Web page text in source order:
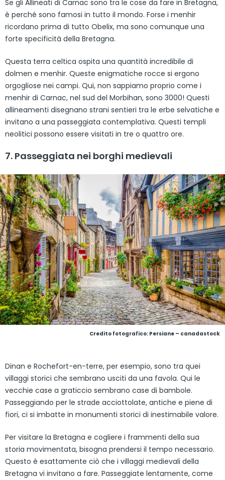
Se gli Allineati di Carnac sono tra le cose da fare in Bretagna,
è perché sono famosi in tutto il mondo. Forse i menhir
ricordano prima di tutto Obelix, ma sono comunque una
forte specificità della Bretagna.
Questa terra celtica ospita una quantità incredibile di
dolmen e menhir. Queste enigmatiche rocce si ergono
orgogliose nei campi. Qui, non sappiamo proprio come i
menhir di Carnac, nel sud del Morbihan, sono 3000! Questi
allineamenti disegnano strani sentieri tra le erbe selvatiche e
invitano a una passeggiata contemplativa. Questi templi
neolitici possono essere visitati in tre o quattro ore.
7. Passeggiata nei borghi medievali
Credito fotografico: Persiane – canadastock
Dinan e Rochefort-en-terre, per esempio, sono tra quei
villaggi storici che sembrano usciti da una favola. Qui le
vecchie case a graticcio sembrano case di bambole.
Passeggiando per le strade acciottolate, antiche e piene di
fiori, ci si imbatte in monumenti storici di inestimabile valore.
Per visitare la Bretagna e cogliere i frammenti della sua
storia movimentata, bisogna prendersi il tempo necessario.
Questo è esattamente ciò che i villaggi medievali della
Bretagna vi invitano a fare. Passeggiate lentamente, come